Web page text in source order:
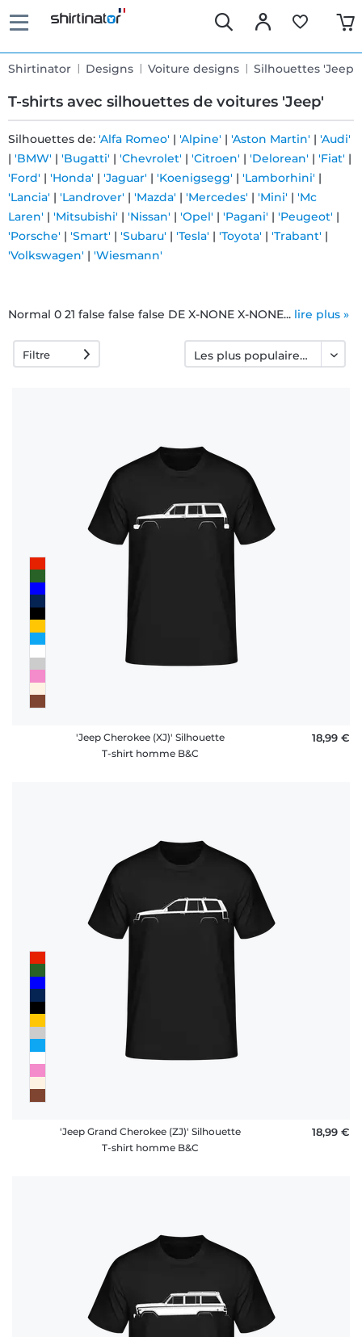
Shirtinator Designs Voiture designs Silhouettes 'Jeep'
T-shirts avec silhouettes de voitures 'Jeep'
Livraison
rapide
Échange
jours
Droit de
Silhouettes de: 'Alfa Romeo' | 'Alpine' | 'Aston Martin' | 'Audi'
| 'BMW' | 'Bugatti' | 'Chevrolet' | 'Citroen' | 'Delorean' | 'Fiat' |
'Ford' | 'Honda' | 'Jaguar' | 'Koenigsegg' | 'Lamborhini' |
'Lancia' | 'Landrover' | 'Mazda' | 'Mercedes' | 'Mini' | 'Mc
Laren' | 'Mitsubishi' | 'Nissan' | 'Opel' | 'Pagani' | 'Peugeot' |
'Porsche' | 'Smart' | 'Subaru' | 'Tesla' | 'Toyota' | 'Trabant' |
'Volkswagen' | 'Wiesmann'
Normal 0 21 false false false DE X-NONE X-NONE... lire plus »
Filtre
'Jeep Cherokee (XJ)' Silhouette
T-shirt homme B&C
18,99 €
'Jeep Grand Cherokee (ZJ)' Silhouette
T-shirt homme B&C
18,99 €